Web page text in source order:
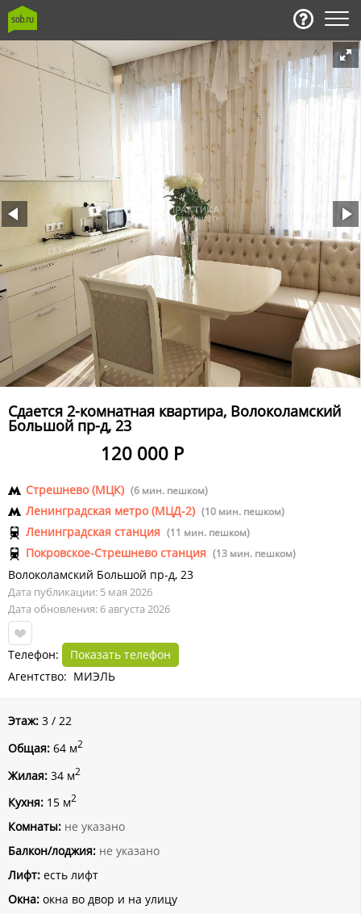
Сдается 2-комнатная квартира, Волоколамский
Большой пр-д, 23
120 000 Р
Стрешнево (МЦК) (6 мин. пешком)
Ленинградская метро (МЦД-2) (10 мин. пешком)
Ленинградская станция (11 мин. пешком)
Покровское-Стрешнево станция (13 мин. пешком)
Волоколамский Большой пр-д, 23
Дата публикации: 5 мая 2026
Дата обновления: 6 августа 2026
Телефон:
Показать телефон
Агентство: МИЭЛЬ
Этаж: 3 / 22
Общая: 64 м2
Жилая: 34 м2
Кухня: 15 м2
Комнаты: не указано
Балкон/лоджия: не указано
Лифт: есть лифт
Окна: окна во двор и на улицу